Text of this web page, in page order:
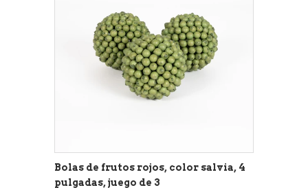
Bolas de frutos rojos, color salvia, 4
pulgadas, juego de 3